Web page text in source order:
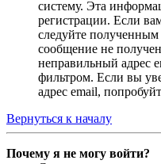
систему. Эта
регистрации. Если
следуйте
сообщение не
неправильный адрес
фильтром. Если вы
адрес email,
Вернуться к началу
Почему я не могу войти?